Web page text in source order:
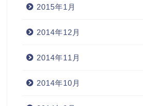
2015年1月
2014年12月
2014年11月
2014年10月